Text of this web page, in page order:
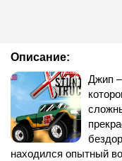
Описание:
Джип
находился опытный